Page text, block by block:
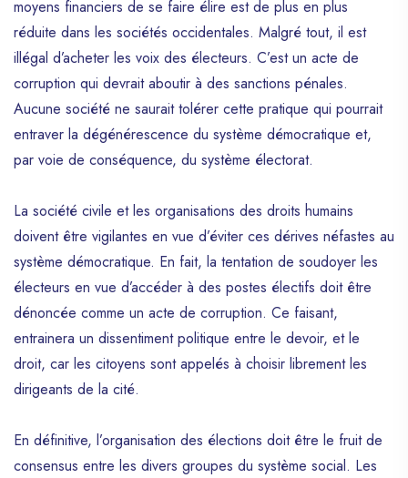
moyens financiers de se faire élire est de plus en plus
réduite dans les sociétés occidentales. Malgré tout, il est
illégal d’acheter les voix des électeurs. C’est un acte de
corruption qui devrait aboutir à des sanctions pénales.
Aucune société ne saurait tolérer cette pratique qui pourrait
entraver la dégénérescence du système démocratique et,
par voie de conséquence, du système électorat.
La société civile et les organisations des droits humains
doivent être vigilantes en vue d’éviter ces dérives néfastes au
système démocratique. En fait, la tentation de soudoyer les
électeurs en vue d’accéder à des postes électifs doit être
dénoncée comme un acte de corruption. Ce faisant,
entrainera un dissentiment politique entre le devoir, et le
droit, car les citoyens sont appelés à choisir librement les
dirigeants de la cité.
En définitive, l’organisation des élections doit être le fruit de
consensus entre les divers groupes du système social. Les